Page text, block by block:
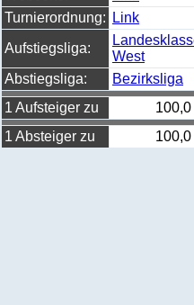
Turnierordnung:
Link
Aufstiegsliga:
West
Abstiegsliga:
Bezirksliga
1 Aufsteiger zu
100,0
1 Absteiger zu
100,0